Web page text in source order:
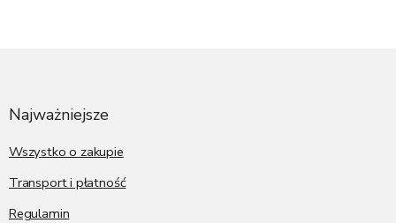
Najważniejsze
Wszystko o zakupie
Transport i płatność
Regulamin